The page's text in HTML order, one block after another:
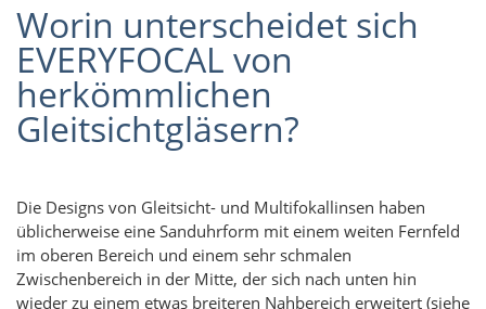
Worin unterscheidet sich
EVERYFOCAL von
herkömmlichen
Gleitsichtgläsern?
Die Designs von Gleitsicht- und Multifokallinsen haben
üblicherweise eine Sanduhrform mit einem weiten Fernfeld
im oberen Bereich und einem sehr schmalen
Zwischenbereich in der Mitte, der sich nach unten hin
wieder zu einem etwas breiteren Nahbereich erweitert (siehe